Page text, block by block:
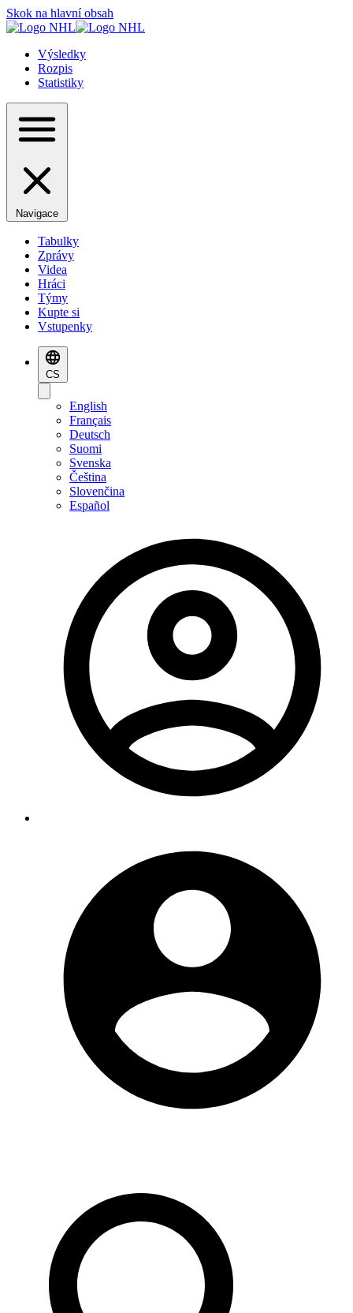
Skok na hlavní obsah
Výsledky
Rozpis
Statistiky
Navigace
Tabulky
Zprávy
Videa
Hráci
Týmy
Kupte si
Vstupenky
CS
English
Français
Deutsch
Suomi
Svenska
Čeština
Slovenčina
Español